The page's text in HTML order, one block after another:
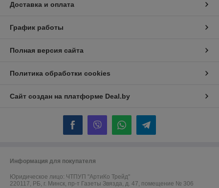
Доставка и оплата
График работы
Полная версия сайта
Политика обработки cookies
Сайт создан на платформе Deal.by
Информация для покупателя
Юридическое лицо: ЧТПУП "АртиКо Трейд"
220117, РБ, г. Минск, пр-т Газеты Звязда, д. 47, помещение № 306